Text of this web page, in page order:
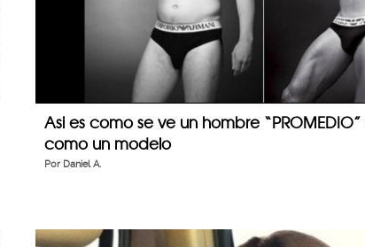
Asi es como se ve un hombre
como un modelo
Por Daniel A.